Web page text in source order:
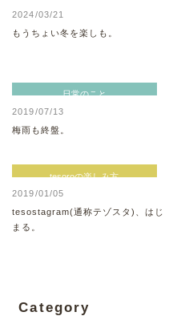
2024/03/21
もうちょい冬を楽しも。
日常のこと
2019/07/13
梅雨も終盤。
tesoroの楽しみ方
2019/01/05
tesostagram(通称テゾスタ)、はじ
まる。
Category